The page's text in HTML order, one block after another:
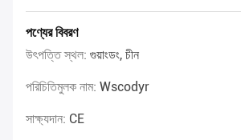
পণ্যের বিবরণ
উৎপত্তি স্থল: গুয়াংডং, চীন
পরিচিতিমুলক নাম: Wscodyr
সাক্ষ্যদান: CE